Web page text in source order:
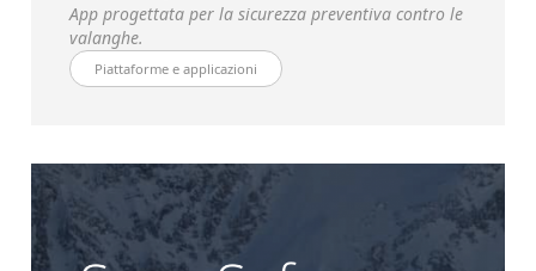
App progettata per la sicurezza preventiva contro le
valanghe.
Piattaforme e applicazioni